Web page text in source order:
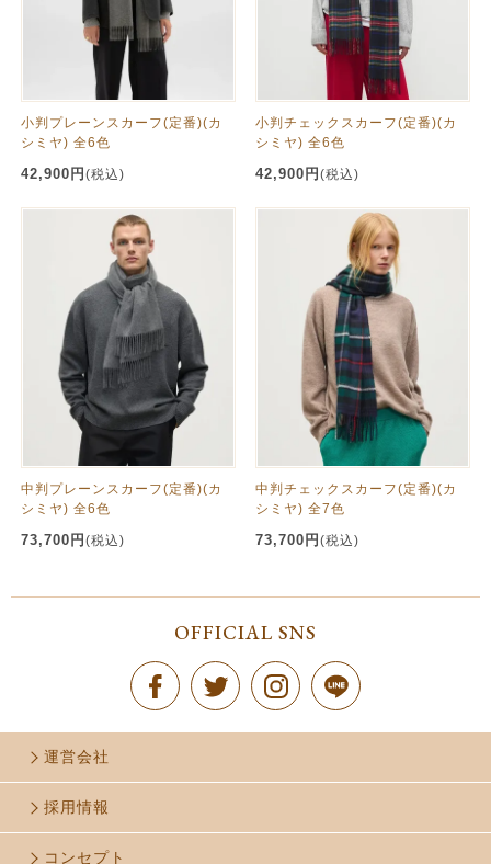
小判プレーンスカーフ(定番)(カ
シミヤ) 全6色
42,900円 (税込)
小判チェックスカーフ(定番)(カ
シミヤ) 全6色
42,900円 (税込)
中判プレーンスカーフ(定番)(カ
シミヤ) 全6色
73,700円 (税込)
中判チェックスカーフ(定番)(カ
シミヤ) 全7色
73,700円 (税込)
OFFICIAL SNS
運営会社
採用情報
コンセプト